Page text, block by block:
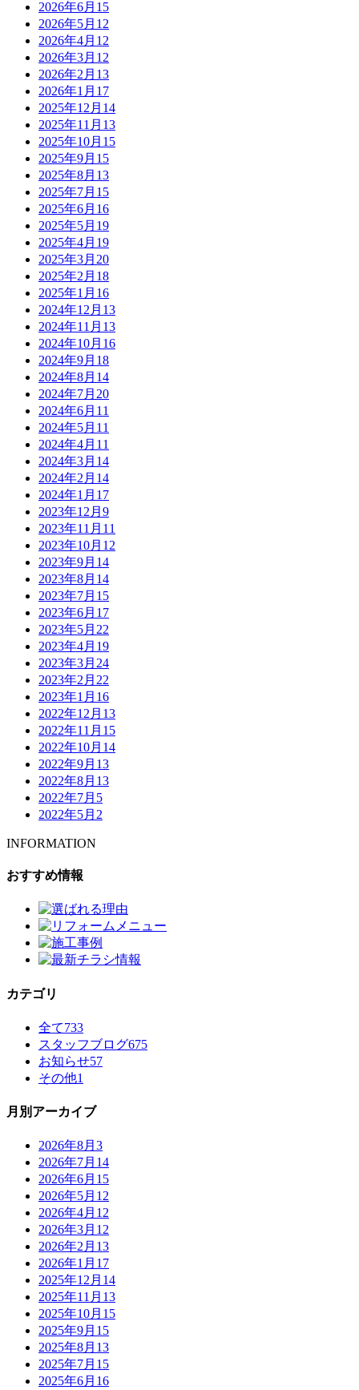
2026年6月 15
2026年5月 12
2026年4月 12
2026年3月 12
2026年2月 13
2026年1月 17
2025年12月 14
2025年11月 13
2025年10月 15
2025年9月 15
2025年8月 13
2025年7月 15
2025年6月 16
2025年5月 19
2025年4月 19
2025年3月 20
2025年2月 18
2025年1月 16
2024年12月 13
2024年11月 13
2024年10月 16
2024年9月 18
2024年8月 14
2024年7月 20
2024年6月 11
2024年5月 11
2024年4月 11
2024年3月 14
2024年2月 14
2024年1月 17
2023年12月 9
2023年11月 11
2023年10月 12
2023年9月 14
2023年8月 14
2023年7月 15
2023年6月 17
2023年5月 22
2023年4月 19
2023年3月 24
2023年2月 22
2023年1月 16
2022年12月 13
2022年11月 15
2022年10月 14
2022年9月 13
2022年8月 13
2022年7月 5
2022年5月 2
INFORMATION
おすすめ情報
カテゴリ
全て733
スタッフブログ675
お知らせ57
その他1
月別アーカイブ
2026年8月 3
2026年7月 14
2026年6月 15
2026年5月 12
2026年4月 12
2026年3月 12
2026年2月 13
2026年1月 17
2025年12月 14
2025年11月 13
2025年10月 15
2025年9月 15
2025年8月 13
2025年7月 15
2025年6月 16